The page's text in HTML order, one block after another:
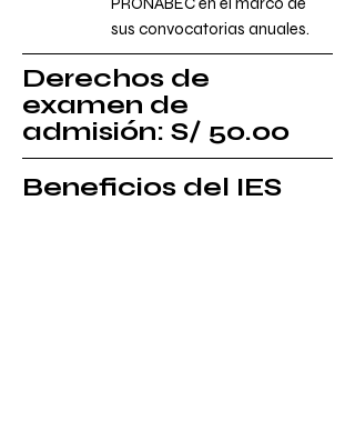
sus convocatorias anuales.
Derechos de
examen de
admisión: S/ 50.00
Beneficios del IES